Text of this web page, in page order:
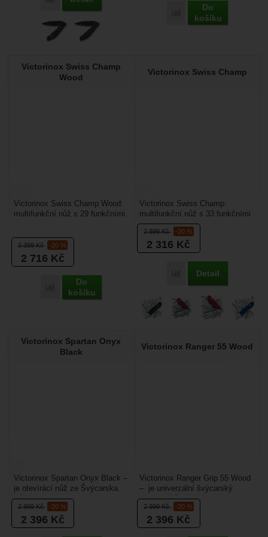
Přidat 'Victorinox
Do
košíku
Victorinox Swiss Champ
Wood
3 399Kč -20 %
2 716 Kč
Přidat 'Victorinox Swiss Champ Wood' k porovnání
Do
košíku
Victorinox Swiss Champ Wood:
multifunkční nůž s 29 funkčními
Victorinox Swiss Champ
2 899Kč -20 %
2 316 Kč
Přidat 'Victorinox Swiss
Detail
Victorinox Swiss Champ:
multifunkční nůž s 33 funkčními
nástroji. Délka nože je 91 mm.
Čepel je vyrobena...
Victorinox Spartan Onyx
Black
2 999Kč -20 %
2 396 Kč
Victorinox Spartan Onyx Black –
je otevírácí nůž ze Švýcarska.
Nůž je ošetřen polyspektrálním
procesem,...
Victorinox Ranger 55 Wood
2 999Kč -20 %
2 396 Kč
Victorinox Ranger Grip 55 Wood
– je univerzální švýcarský
zavírací nůž s dřevěnými
střenkami a s mnoha...